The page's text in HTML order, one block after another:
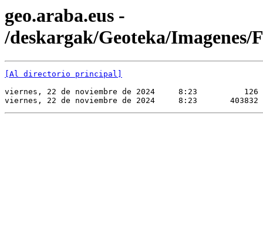
geo.araba.eus -
/deskargak/Geoteka/
[Al directorio principal]
viernes, 22 de noviembre de 2024     8:23          126
viernes, 22 de noviembre de 2024     8:23       403832